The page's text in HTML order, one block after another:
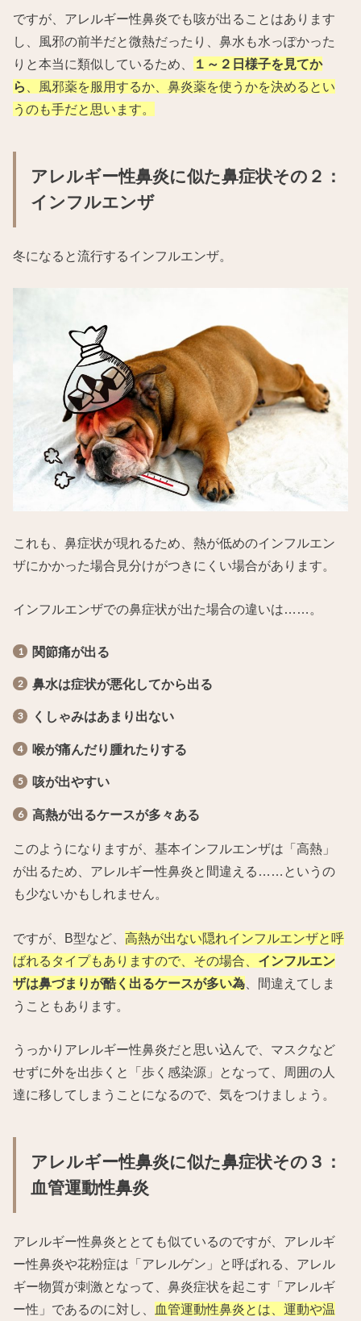
ですが、アレルギー性鼻炎でも咳が出ることはあります
し、風邪の前半だと微熱だったり、鼻水も水っぽかった
りと本当に類似しているため、
１～２日様子を見てか
ら
、風邪薬を服用するか、鼻炎薬を使うかを決めるとい
うのも手だと思います。
アレルギー性鼻炎に似た鼻症状その２：
インフルエンザ
冬になると流行するインフルエンザ。
これも、鼻症状が現れるため、熱が低めのインフルエン
ザにかかった場合見分けがつきにくい場合があります。
インフルエンザでの鼻症状が出た場合の違いは……。
関節痛が出る
鼻水は症状が悪化してから出る
くしゃみはあまり出ない
喉が痛んだり腫れたりする
咳が出やすい
高熱が出るケースが多々ある
このようになりますが、基本インフルエンザは「高熱」
が出るため、アレルギー性鼻炎と間違える……というの
も少ないかもしれません。
ですが、B型など、高熱が出ない隠れインフルエンザと呼
ばれるタイプもありますので、その場合、 インフルエン
ザは鼻づまりが酷く出るケースが多い為 、間違えてしま
うこともあります。
うっかりアレルギー性鼻炎だと思い込んで、マスクなど
せずに外を出歩くと「歩く感染源」となって、周囲の人
達に移してしまうことになるので、気をつけましょう。
アレルギー性鼻炎に似た鼻症状その３：
血管運動性鼻炎
アレルギー性鼻炎ととても似ているのですが、アレルギ
ー性鼻炎や花粉症は「アレルゲン」と呼ばれる、アレル
ギー物質が刺激となって、鼻炎症状を起こす「アレルギ
ー性」であるのに対し、 血管運動性鼻炎とは、運動や温